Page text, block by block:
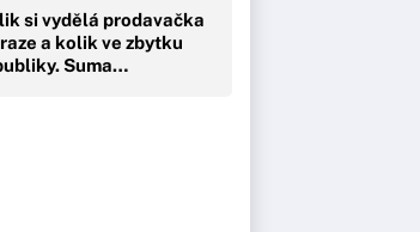
si vydělá prodavačka
a kolik ve zbytku
Suma…